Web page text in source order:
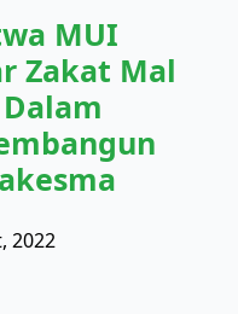
MUI
Zakat Mal
2022